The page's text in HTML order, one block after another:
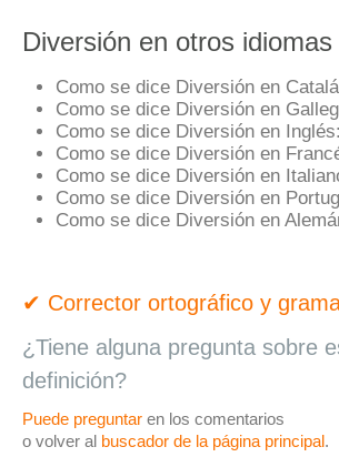
Diversión en otros idiomas
Como se dice Diversión en
Como se dice Diversión en
Como se dice Diversión en Inglés:
Como se dice Diversión en
Como se dice Diversión en
Como se dice Diversión en
Como se dice Diversión en
✔ Corrector ortográfico y
¿Tiene alguna pregunta sobre
definición?
Puede preguntar en los comentarios
o volver al buscador de la página principal.